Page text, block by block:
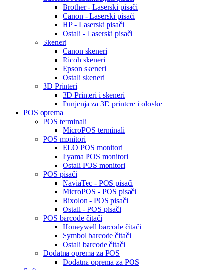
Brother - Laserski pisači
Canon - Laserski pisači
HP - Laserski pisači
Ostali - Laserski pisači
Skeneri
Canon skeneri
Ricoh skeneri
Epson skeneri
Ostali skeneri
3D Printeri
3D Printeri i skeneri
Punjenja za 3D printere i olovke
POS oprema
POS terminali
MicroPOS terminali
POS monitori
ELO POS monitori
Iiyama POS monitori
Ostali POS monitori
POS pisači
NaviaTec - POS pisači
MicroPOS - POS pisači
Bixolon - POS pisači
Ostali - POS pisači
POS barcode čitači
Honeywell barcode čitači
Symbol barcode čitači
Ostali barcode čitači
Dodatna oprema za POS
Dodatna oprema za POS